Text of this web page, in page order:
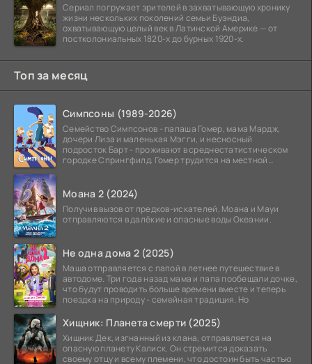
Сериал погружает зрителей в захватывающую хронику
жизни нескольких поколений семьи Буэндиа,
охватывающую целый век в Латинской Америке — от
постколониальных 1820-х до бурных 1920-х.
Топ за месяц
Симпсоны (1989-2026)
Семейство Симпсонов - папаша Гомер, мама Мардж,
дочери Лиза и маленькая Мэгги, и несносный
подросток Барт - проживают в среднестатистическом
городке Спрингфилд. Гомер трудится на местной
Моана 2 (2024)
Получив вызов от предков-искателей, Моана и Мауи
отправляются в далёкие и опасные воды Океании.
Не одна дома 2 (2025)
Маша отправляется с папой в летнее путешествие в
автодоме. Три года назад мама и папа пообещали дочке,
что будут проводить больше времени вместе и теперь
поездка на природу - семейная традиция. Но
Хищник: Планета смерти (2025)
Хищник Дек, изгнанный из клана, отправляется на
опасную планету Калиск. Он стремится доказать
своему отцу и всему племени, что достоин быть частью